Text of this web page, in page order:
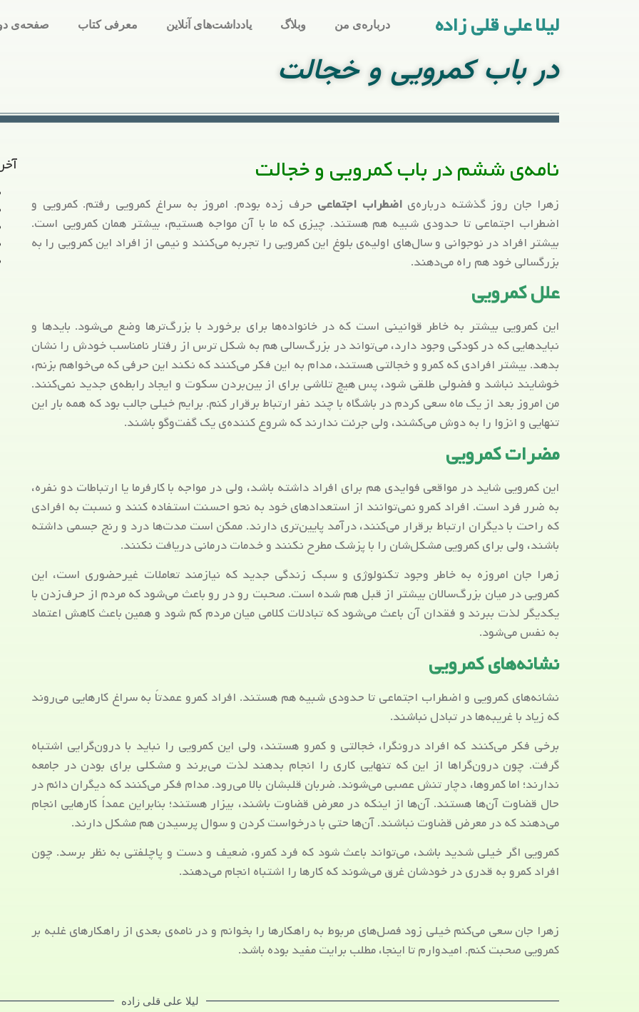
لیلا علی قلی زاده درباره‌ی من وبلاگ یادداشت‌های آنلاین معرفی کتاب صفحه‌ی
در باب کمرویی و خجالت
نامه‌ی ششم در باب کمرویی و خجالت
زهرا جان روز گذشته درباره‌ی اضطراب اجتماعی حرف زده بودم. امروز به سراغ کمرویی رفتم. کمرویی و
اضطراب اجتماعی تا حدودی شبیه هم هستند. چیزی که ما با آن مواجه هستیم، بیشتر همان کمرویی است.
بیشتر افراد در نوجوانی و سال‌های اولیه‌ی بلوغ این کمرویی را تجربه می‌کنند و نیمی از افراد این کمرویی را به
بزرگسالی خود هم راه می‌دهند.
علل کمرویی
این کمرویی بیشتر به خاطر قوانینی است که در خانواده‌ها برای برخورد با بزرگ‌ترها وضع می‌شود. بایدها و
نبایدهایی که در کودکی وجود دارد، می‌تواند در بزرگ‌سالی هم به شکل ترس‌ از رفتار نامناسب خودش را نشان
بدهد. بیشتر افرادی که کمرو و خجالتی هستند، مدام به این فکر می‌کنند که نکند این حرفی که می‌خواهم بزنم،
خوشایند نباشد و فضولی طلقی شود، پس هیچ تلاشی برای از بین‌بردن سکوت و ایجاد رابطه‌ی جدید نمی‌کنند.
من امروز بعد از یک ماه سعی کردم در باشگاه با چند نفر ارتباط برقرار کنم. برایم خیلی جالب بود که همه بار این
تنهایی و انزوا را به دوش می‌کشند، ولی جرئت ندارند که شروع کننده‌ی یک گفت‌وگو باشند.
مضرات کمرویی
این کمرویی شاید در مواقعی فوایدی هم برای افراد داشته باشد، ولی در مواجه با کارفرما یا ارتباطات دو نفره،
به ضرر فرد است. افراد کمرو نمی‌توانند از استعدادهای خود به نحو احسنت استفاده کنند و نسبت به افرادی
که راحت با دیگران ارتباط برقرار می‌کنند، درآمد پایین‌تری دارند. ممکن است مدت‌ها درد و رنج جسمی داشته
باشند، ولی برای کمرویی مشکل‌شان را با پزشک مطرح نکنند و خدمات درمانی دریافت نکنند.
زهرا جان امروزه به خاطر وجود تکنولوژی و سبک زندگی جدید که نیازمند تعاملات غیرحضوری است، این
کمرویی در میان بزرگ‌سالان بیشتر از قبل هم شده است. صحبت‌ رو در رو باعث می‌شود که مردم از حرف‌زدن با
یکدیگر لذت ببرند و فقدان آن باعث می‌شود که تبادلات کلامی میان مردم کم شود و همین باعث کاهش اعتماد
به نفس می‌شود.
نشانه‌های کمرویی
نشانه‌های کمرویی و اضطراب اجتماعی تا حدودی شبیه هم هستند. افراد کمرو عمدتاً به سراغ کارهایی می‌روند
که زیاد با غریبه‌ها در تبادل نباشند.
برخی فکر می‌کنند که افراد درونگرا، خجالتی و کمرو هستند، ولی این کمرویی را نباید با درون‌گرایی اشتباه
گرفت. چون درون‌گراها از این که تنهایی کاری را انجام بدهند لذت می‌برند و مشکلی برای بودن در جامعه
ندارند؛ اما کمروها، دچار تنش عصبی می‌شوند. ضربان قلبشان بالا می‌رود. مدام فکر می‌کنند که دیگران دائم در
حال قضاوت آن‌ها هستند. آن‌ها از اینکه در معرض قضاوت باشند، بیزار هستند؛ بنابراین عمداً کارهایی انجام
می‌دهند که در معرض قضاوت نباشند. آن‌ها حتی با درخواست کردن و سوال پرسیدن هم مشکل دارند.
کمرویی اگر خیلی شدید باشد، می‌تواند باعث شود که فرد کمرو، ضعیف و دست و پاچلفتی به نظر برسد. چون
افراد کمرو به قدری در خودشان غرق می‌شوند که کارها را اشتباه انجام می‌دهند.
زهرا جان سعی می‌کنم خیلی زود فصل‌های مربوط به راهکارها را بخوانم و در نامه‌ی بعدی از راهکارهای غلبه بر
کمرویی صحبت کنم. امیدوارم تا اینجا، مطلب برایت مفید بوده باشد.
لیلا علی قلی زاده